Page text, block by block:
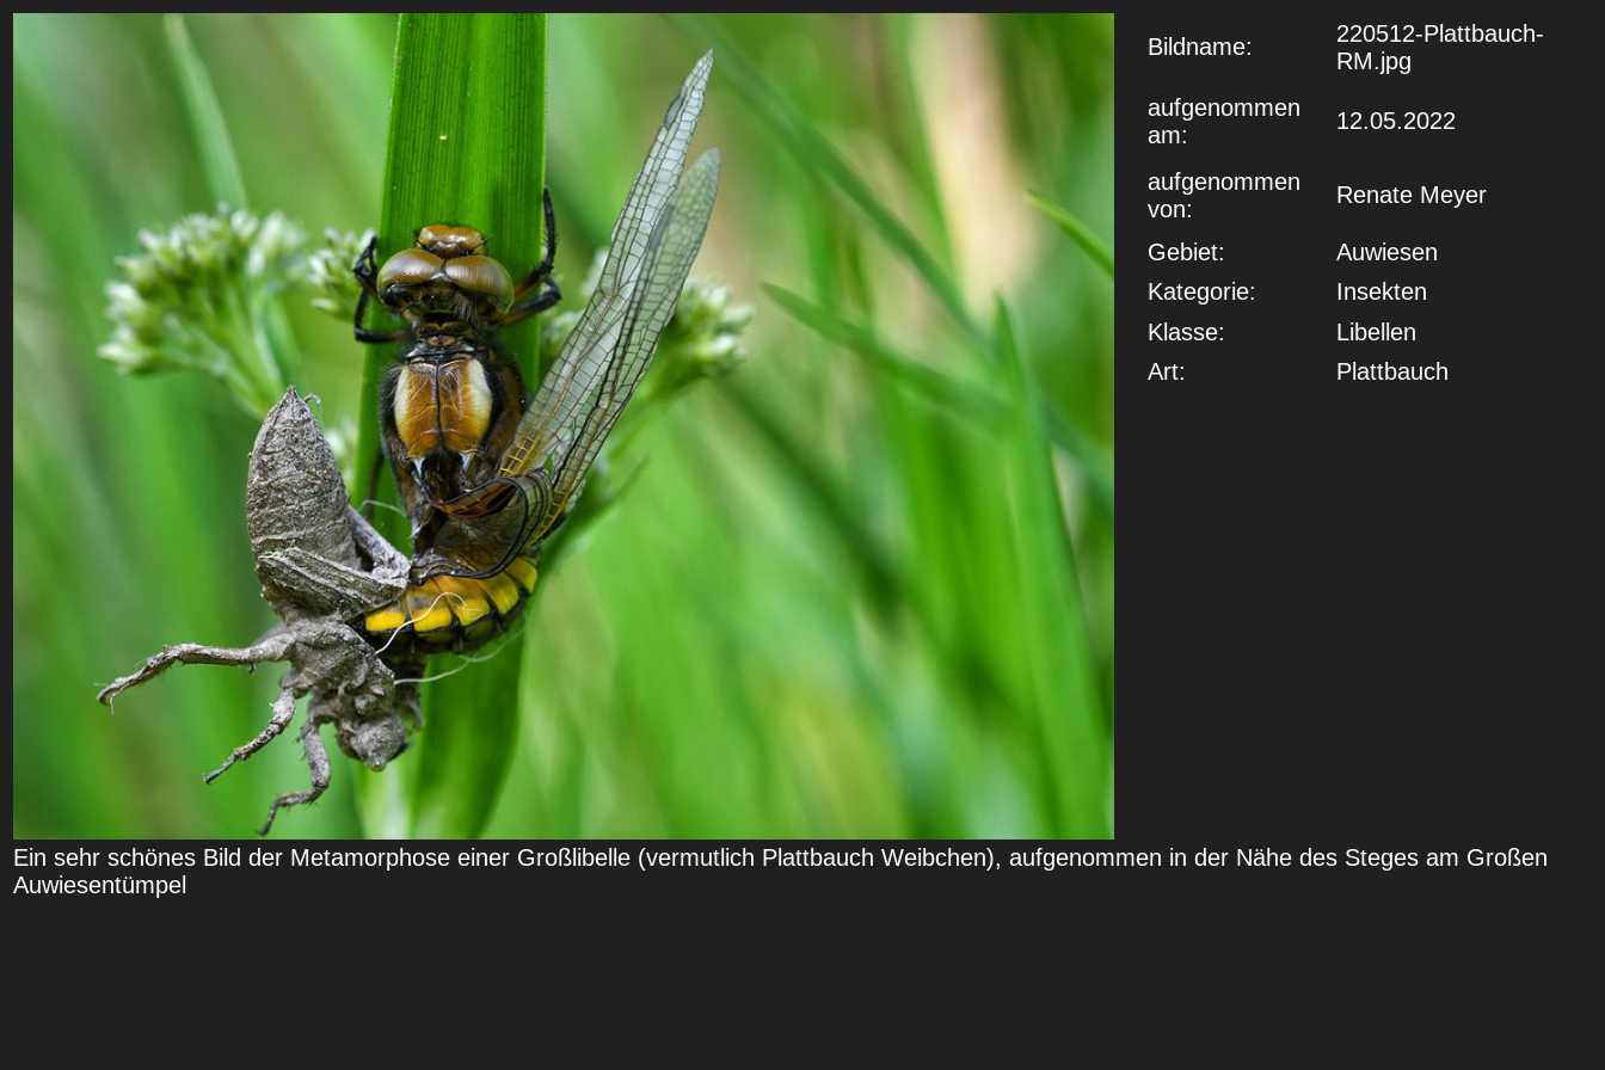
Bildname:
220512-Plattbauch-
RM.jpg
aufgenommen
am:
12.05.2022
aufgenommen
von:
Renate Meyer
Gebiet:
Auwiesen
Kategorie:
Insekten
Klasse:
Libellen
Art:
Plattbauch
Ein sehr schönes Bild der Metamorphose einer Großlibelle (vermutlich Plattbauch Weibchen), aufgenommen in der Nähe des Steges am Großen
Auwiesentümpel